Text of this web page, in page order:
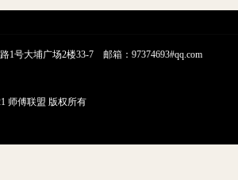
1号大埔广场2楼33-7 邮箱：97374693#qq.com
师傅联盟 版权所有